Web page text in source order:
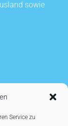
Service zu
sowie